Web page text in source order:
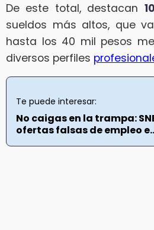
De este total, destacan
sueldos más altos, que
hasta los 40 mil pesos
diversos perfiles
Te puede interesar:
No caigas en la trampa:
ofertas falsas de empleo